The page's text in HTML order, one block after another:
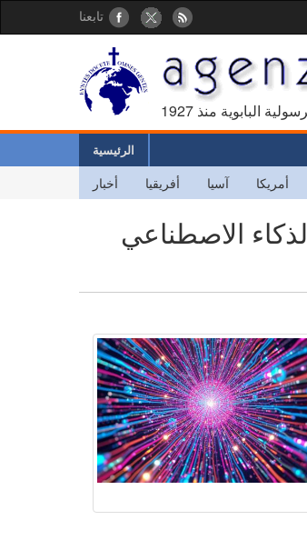
تابعنا
البابوية منذ
الرئيسية
أخبار أفريقيا آسيا أمريكا
الاصطناعي